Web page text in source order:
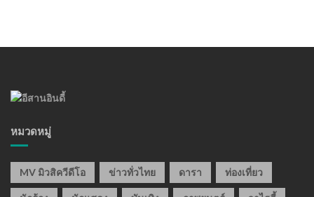
หมวดหมู่
MV มิวสิควีดีโอ ข่าวทั่วไทย ดารา ท่องเที่ยว